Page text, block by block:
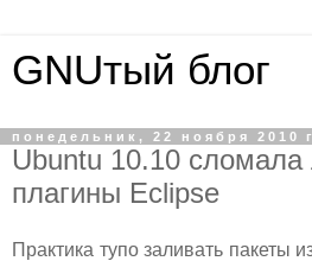
GNUтый блог
понедельник, 22 ноября 2010
Ubuntu 10.10
плагины Eclipse
Практика тупо заливать пакеты